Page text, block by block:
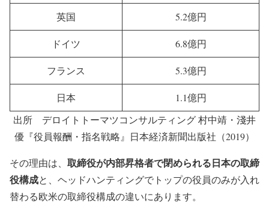
英国 5.2億円
ドイツ 6.8億円
フランス 5.3億円
日本
1.1億円
出所 デロイトトーマツコンサルティング 村中靖・淺井
優『役員報酬・指名戦略』日本経済新聞出版社（2019）
その理由は、 取締役が内部昇格者で閉められる日本の取締
役構成と、ヘッドハンティングでトップの役員のみが入れ
替わる欧米の取締役構成の違いにあります。